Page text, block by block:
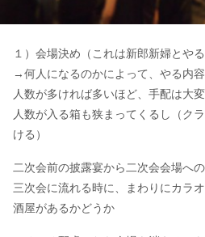
１）会場決め（これは新郎新婦とやる
→何人になるのかによって、やる内容
人数が多ければ多いほど、手配は大
人数が入る箱も狭まってくるし（ク
ける）
二次会前の披露宴から二次会会場へ
三次会に流れる時に、まわりにカラ
酒屋があるかどうか